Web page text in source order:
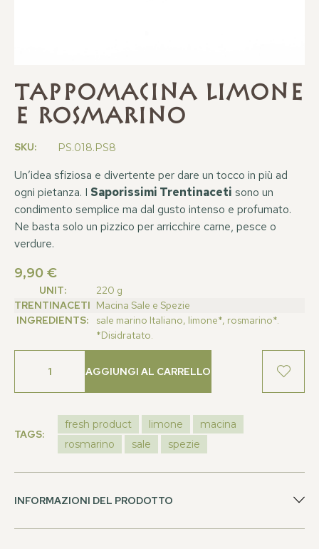
Tappomacina Limone
e Rosmarino
SKU: PS.018.PS8
Un’idea sfiziosa e divertente per dare un tocco in più ad
ogni pietanza. I Saporissimi Trentinaceti sono un
condimento semplice ma dal gusto intenso e profumato.
Ne basta solo un pizzico per arricchire carne, pesce o
verdure.
9,90 €
UNIT:
220 g
TRENTINACETI Macina Sale e Spezie
INGREDIENTS:
sale marino Italiano, limone*, rosmarino*.
*Disidratato.
AGGIUNGI AL CARRELLO
TAGS:
fresh product limone
macina
rosmarino
sale spezie
INFORMAZIONI DEL PRODOTTO